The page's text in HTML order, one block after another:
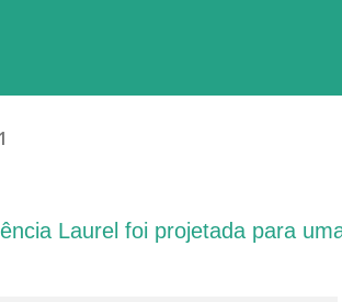
Laurel foi projetada para